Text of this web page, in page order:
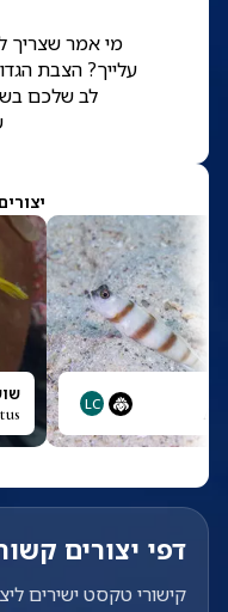
מי אמר שצריך
עלייך? הצבת
לב שלכם
LC
דפי יצורים
קישורי טקסט ישירים